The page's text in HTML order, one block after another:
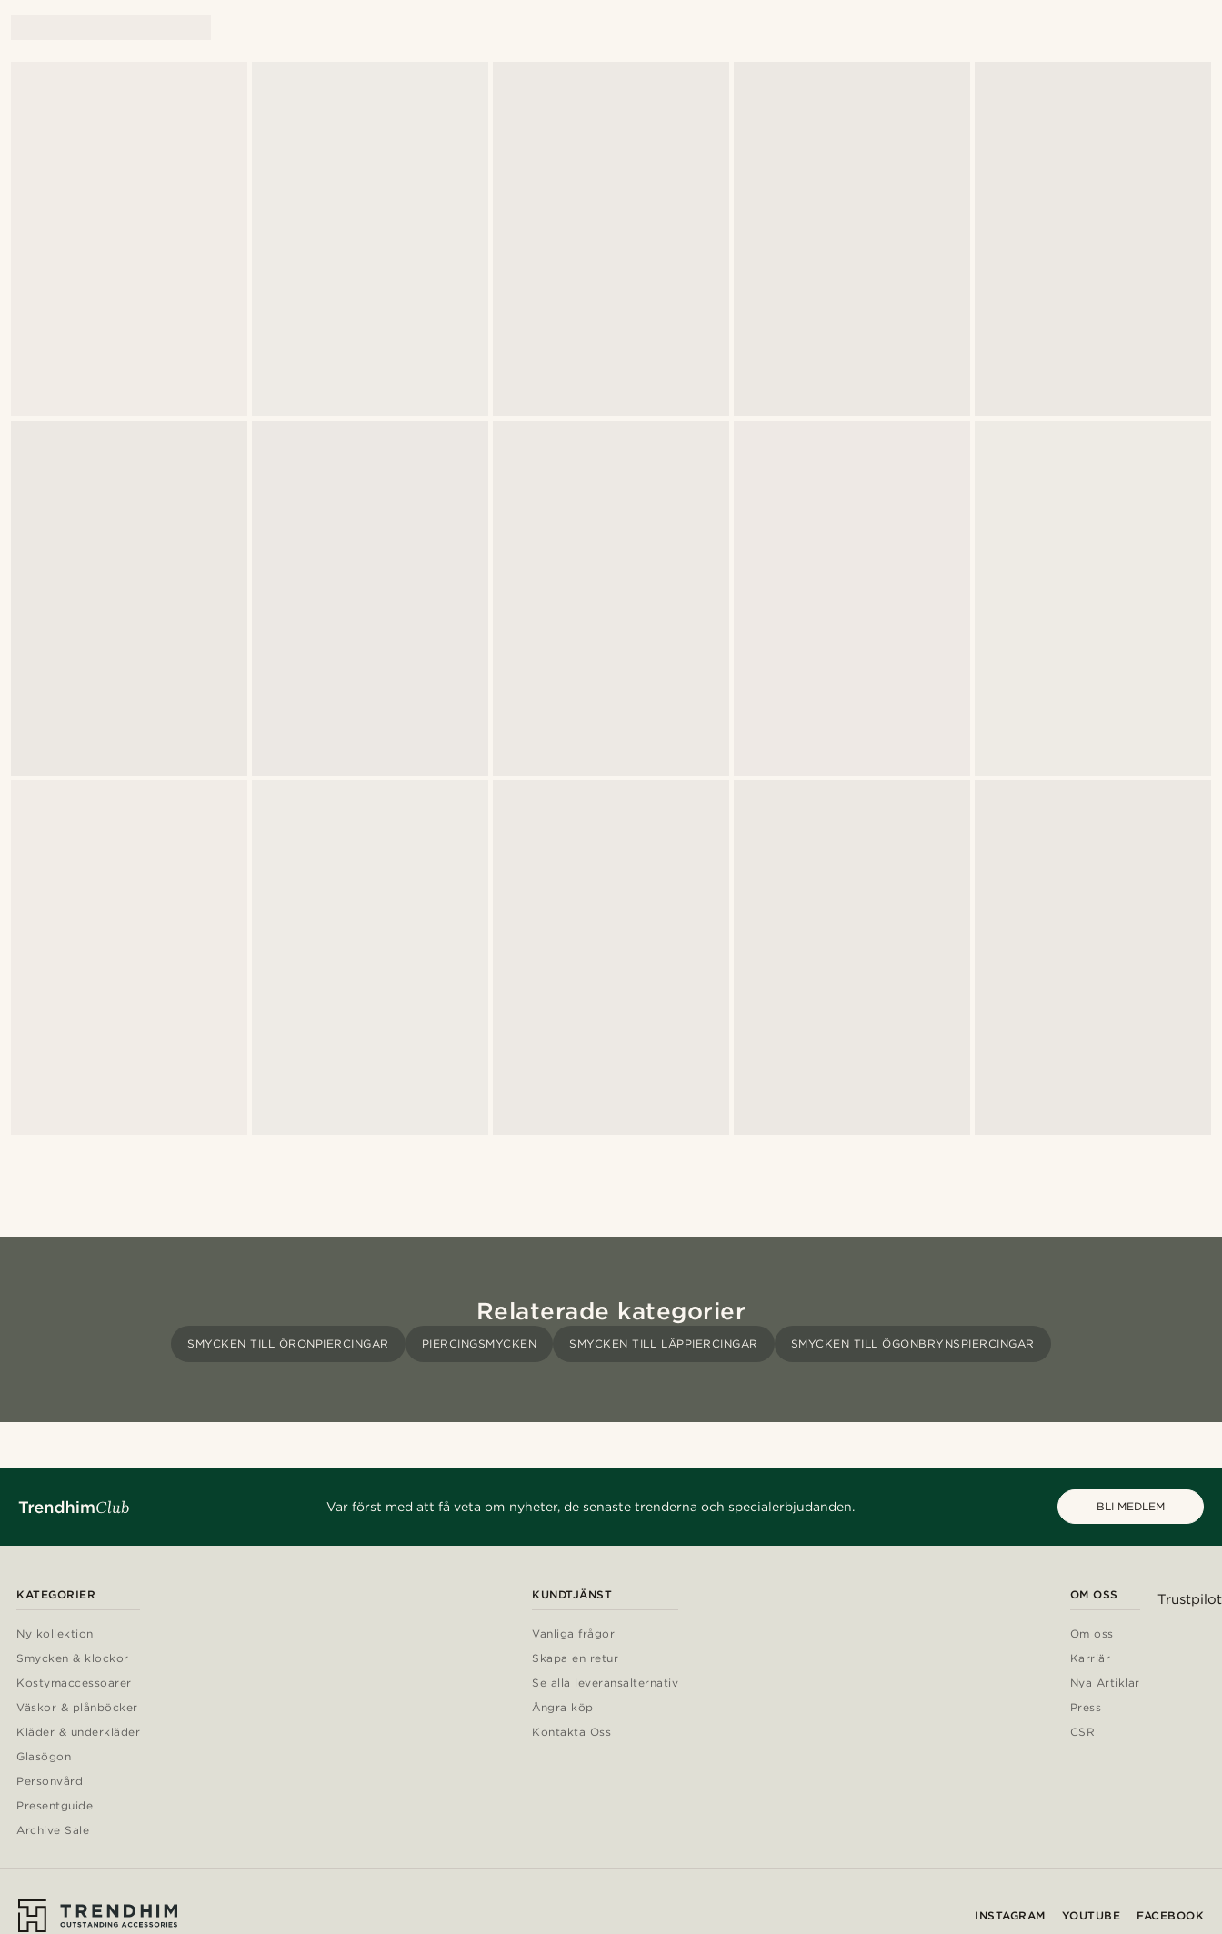
Relaterade kategorier
SMYCKEN TILL ÖRONPIERCINGAR PIERCINGSMYCKEN SMYCKEN TILL LÄPPIERCINGAR SMYCKEN TILL ÖGONBRYNSPIERCINGAR
Var först med att få veta om nyheter, de senaste trenderna och specialerbjudanden. BLI MEDLEM
KATEGORIER
Ny kollektion
Smycken & klockor
Kostymaccessoarer
Väskor & plånböcker
Kläder & underkläder
Glasögon
Personvård
Presentguide
Archive Sale
KUNDTJÄNST
Vanliga frågor
Skapa en retur
Se alla leveransalternativ
Ångra köp
Kontakta Oss
OM OSS
Om oss
Karriär
Nya Artiklar
Press
CSR
Trustpilot
INSTAGRAM YOUTUBE FACEBOOK